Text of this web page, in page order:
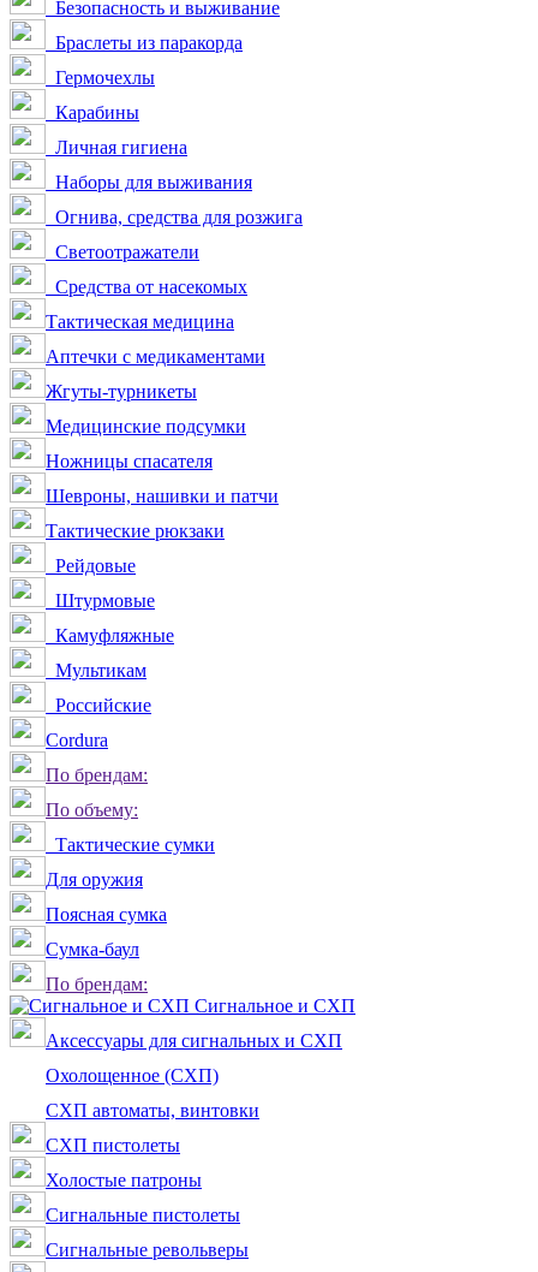
Безопасность и выживание
Браслеты из паракорда
Гермочехлы
Карабины
Личная гигиена
Наборы для выживания
Огнива, средства для розжига
Светоотражатели
Средства от насекомых
Тактическая медицина
Аптечки с медикаментами
Жгуты-турникеты
Медицинские подсумки
Ножницы спасателя
Шевроны, нашивки и патчи
Тактические рюкзаки
Рейдовые
Штурмовые
Камуфляжные
Мультикам
Российские
Сordura
По брендам:
По объему:
Тактические сумки
Для оружия
Поясная сумка
Сумка-баул
По брендам:
Сигнальное и СХП
Аксессуары для сигнальных и СХП
Охолощенное (СХП)
СХП автоматы, винтовки
СХП пистолеты
Холостые патроны
Сигнальные пистолеты
Сигнальные револьверы